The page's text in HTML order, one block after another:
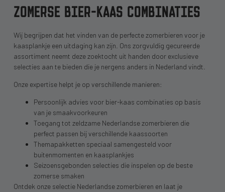
ZOMERSE BIER-KAAS COMBINATIES
Wij begrijpen dat het vinden van de perfecte zomerbieren voor je
kaasplankje een uitdaging kan zijn. Ons zorgvuldig gecureerde
assortiment neemt deze zoektocht uit handen door exclusieve
selecties aan te bieden die je nergens anders in Nederland vindt.
Onze expertise helpt je op verschillende manieren:
Persoonlijk advies voor bier-kaas combinaties op basis
van je smaakvoorkeuren
Toegang tot zeldzame Nederlandse zomerbieren die
perfect passen bij verschillende kaassoorten
Themapakketten speciaal samengesteld voor
buitenmomenten en kaasplankjes
Seizoensgebonden selecties die inspelen op de beste
zomerse smaken
Ontdek onze selectie Nederlandse zomerbieren en laat je